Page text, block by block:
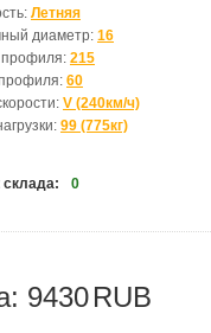
Летняя
диаметр: 16
215
60
V (240км/ч)
99 (775кг)
склада: 0
9430RUB